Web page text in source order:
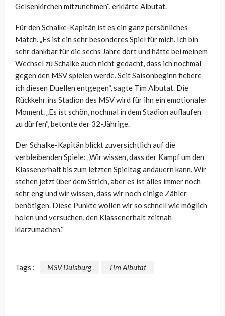
Gelsenkirchen mitzunehmen“, erklärte Albutat.
Für den Schalke-Kapitän ist es ein ganz persönliches
Match. „Es ist ein sehr besonderes Spiel für mich. Ich bin
sehr dankbar für die sechs Jahre dort und hätte bei meinem
Wechsel zu Schalke auch nicht gedacht, dass ich nochmal
gegen den MSV spielen werde. Seit Saisonbeginn fiebere
ich diesen Duellen entgegen“, sagte Tim Albutat. Die
Rückkehr ins Stadion des MSV wird für ihn ein emotionaler
Moment. „Es ist schön, nochmal in dem Stadion auflaufen
zu dürfen“, betonte der 32-Jährige.
Der Schalke-Kapitän blickt zuversichtlich auf die
verbleibenden Spiele: „Wir wissen, dass der Kampf um den
Klassenerhalt bis zum letzten Spieltag andauern kann. Wir
stehen jetzt über dem Strich, aber es ist alles immer noch
sehr eng und wir wissen, dass wir noch einige Zähler
benötigen. Diese Punkte wollen wir so schnell wie möglich
holen und versuchen, den Klassenerhalt zeitnah
klarzumachen.“
Tags : MSV Duisburg Tim Albutat